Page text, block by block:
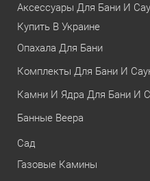
Аксессуары Для Бани И
Купить В Украине
Опахала Для Бани
Комплекты Для Бани И
Камни И Ядра Для Бани И
Банные Веера
Сад
Газовые Камины